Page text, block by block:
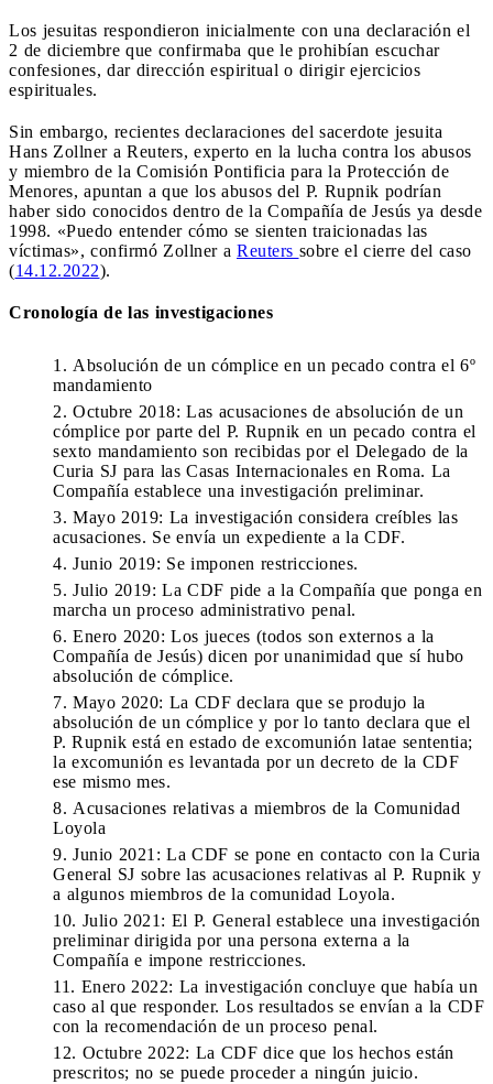
Los jesuitas respondieron inicialmente con una declaración el
2 de diciembre que confirmaba que le prohibían escuchar
confesiones, dar dirección espiritual o dirigir ejercicios
espirituales.
Sin embargo, recientes declaraciones del sacerdote jesuita
Hans Zollner a Reuters, experto en la lucha contra los abusos
y miembro de la Comisión Pontificia para la Protección de
Menores, apuntan a que los abusos del P. Rupnik podrían
haber sido conocidos dentro de la Compañía de Jesús ya desde
1998. «Puedo entender cómo se sienten traicionadas las
víctimas», confirmó Zollner a Reuters sobre el cierre del caso
(14.12.2022).
Cronología de las investigaciones
Absolución de un cómplice en un pecado contra el 6º
mandamiento
Octubre 2018: Las acusaciones de absolución de un
cómplice por parte del P. Rupnik en un pecado contra el
sexto mandamiento son recibidas por el Delegado de la
Curia SJ para las Casas Internacionales en Roma. La
Compañía establece una investigación preliminar.
Mayo 2019: La investigación considera creíbles las
acusaciones. Se envía un expediente a la CDF.
Junio 2019: Se imponen restricciones.
Julio 2019: La CDF pide a la Compañía que ponga en
marcha un proceso administrativo penal.
Enero 2020: Los jueces (todos son externos a la
Compañía de Jesús) dicen por unanimidad que sí hubo
absolución de cómplice.
Mayo 2020: La CDF declara que se produjo la
absolución de un cómplice y por lo tanto declara que el
P. Rupnik está en estado de excomunión latae sententia;
la excomunión es levantada por un decreto de la CDF
ese mismo mes.
Acusaciones relativas a miembros de la Comunidad
Loyola
Junio 2021: La CDF se pone en contacto con la Curia
General SJ sobre las acusaciones relativas al P. Rupnik y
a algunos miembros de la comunidad Loyola.
Julio 2021: El P. General establece una investigación
preliminar dirigida por una persona externa a la
Compañía e impone restricciones.
Enero 2022: La investigación concluye que había un
caso al que responder. Los resultados se envían a la CDF
con la recomendación de un proceso penal.
Octubre 2022: La CDF dice que los hechos están
prescritos; no se puede proceder a ningún juicio.